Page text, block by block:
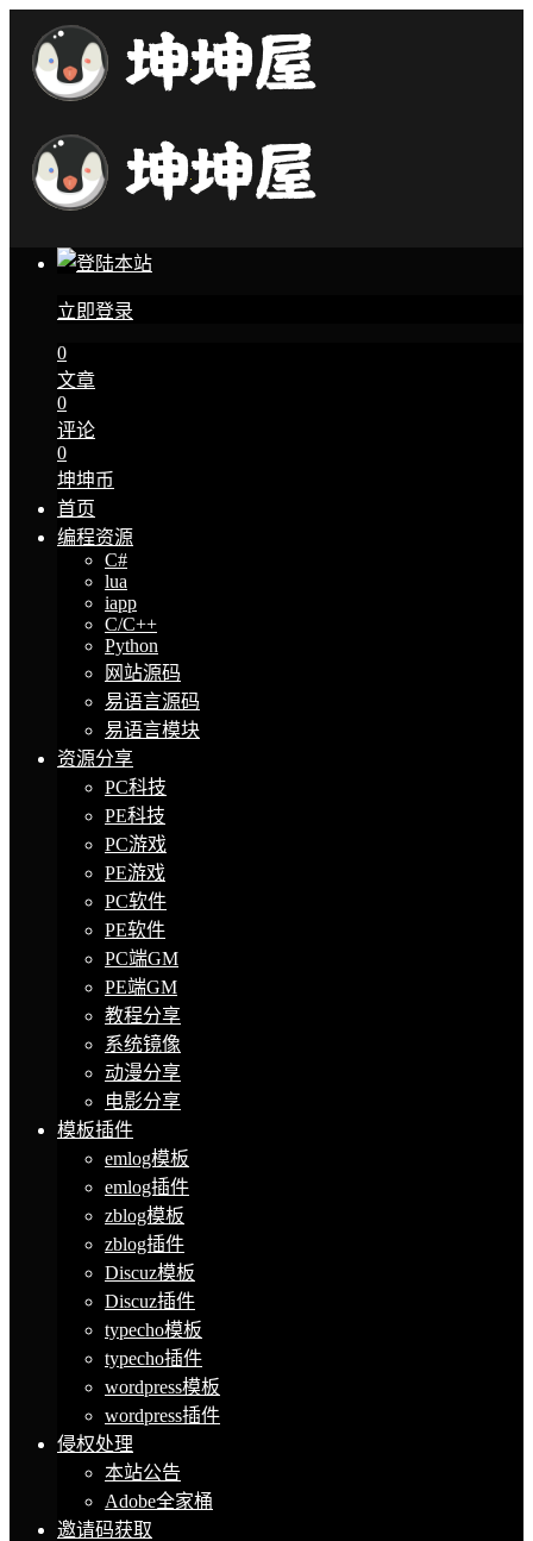
立即登录
0
文章
0
评论
0
坤坤币
首页
编程资源
C#
lua
iapp
C/C++
Python
网站源码
易语言源码
易语言模块
资源分享
PC科技
PE科技
PC游戏
PE游戏
PC软件
PE软件
PC端GM
PE端GM
教程分享
系统镜像
动漫分享
电影分享
模板插件
emlog模板
emlog插件
zblog模板
zblog插件
Discuz模板
Discuz插件
typecho模板
typecho插件
wordpress模板
wordpress插件
侵权处理
本站公告
Adobe全家桶
邀请码获取